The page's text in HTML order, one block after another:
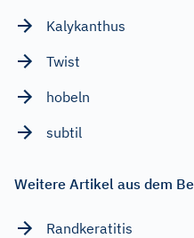
Kalykanthus
Twist
hobeln
subtil
Weitere Artikel aus dem
Randkeratitis